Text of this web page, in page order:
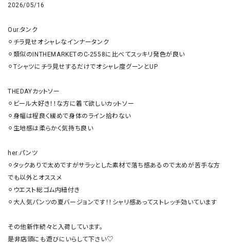
2026/05/16
Our.タンク
⚪︎チラ見せオシャレなインナータンク
⚪︎類似のINTHEMARKETのC-2558に比べてスッキリ発色が良い
⚪︎Tシャツにチラ見せするだけでオシャレ度グーンとUP
THEDAYカットソー
⚪︎ビール大好き！！な方に着て欲しいカットソー
⚪︎身幅は程良く緩めで身体のライン拾わない
⚪︎生地感は柔らかく気持ち良い
her.パンツ
⚪︎タックありで太めですがサラッとした素材で落ち感あるので太めが苦手な方
でも以外とオススメ
⚪︎ウエスト総ゴム内紐付き
⚪︎大人気パンツの夏バージョンです！！シャリ感あってストレッチ効いています
その他新作続々と入荷しています。
是非店頭にも遊びにいらして下さい♡